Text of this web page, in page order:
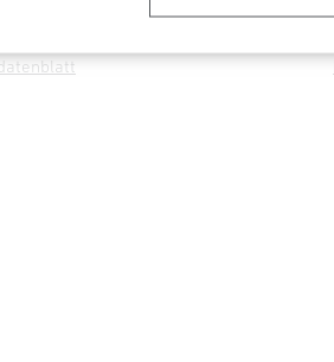
XLED curved S